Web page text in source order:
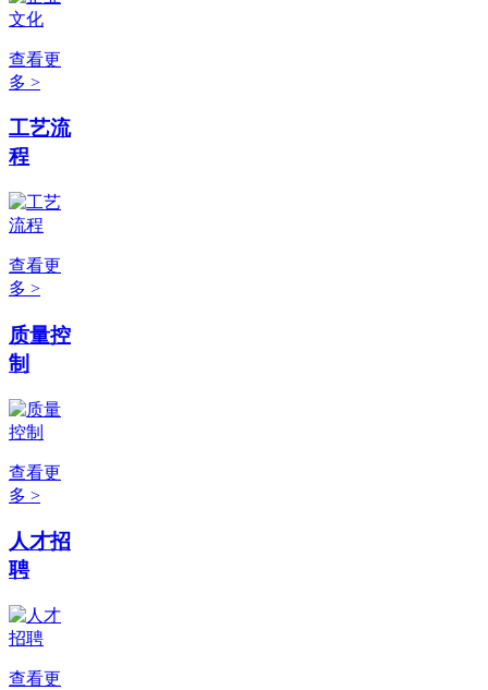
查看更
多 >
工艺流
程
查看更
多 >
质量控
制
查看更
多 >
人才招
聘
查看更